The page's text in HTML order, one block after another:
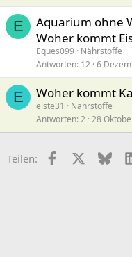
E
Aquarium ohne
Woher kommt
Eques099
Nährstoffe
Antworten 12 6
E Woher kommt
eiste31
Nährstoffe
Antworten 2 28
Teilen: Facebook
X